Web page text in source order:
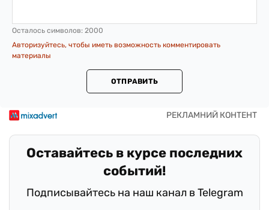
Осталось символов: 2000
Авторизуйтесь, чтобы иметь возможность комментировать
материалы
ОТПРАВИТЬ
Оставайтесь в курсе последних
событий!
Подписывайтесь на наш канал в Telegram